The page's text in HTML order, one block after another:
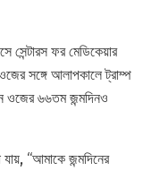
সেন্টারস ফর মেডিকেয়ার
সঙ্গে আলাপকালে ট্রাম্প
ওজের ৬৬তম জন্মদিনও
“আমাকে জন্মদিনের